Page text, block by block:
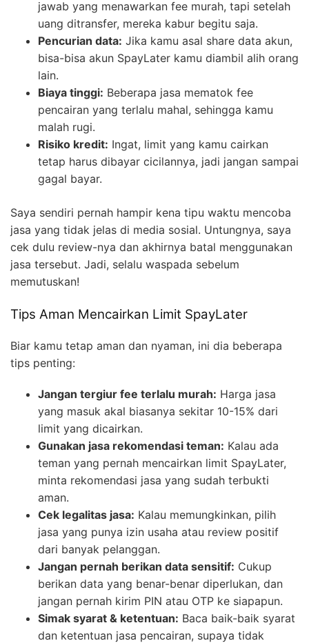
jawab yang menawarkan fee murah, tapi setelah
uang ditransfer, mereka kabur begitu saja.
Pencurian data: Jika kamu asal share data akun,
bisa-bisa akun SpayLater kamu diambil alih orang
lain.
Biaya tinggi: Beberapa jasa mematok fee
pencairan yang terlalu mahal, sehingga kamu
malah rugi.
Risiko kredit: Ingat, limit yang kamu cairkan
tetap harus dibayar cicilannya, jadi jangan sampai
gagal bayar.
Saya sendiri pernah hampir kena tipu waktu mencoba
jasa yang tidak jelas di media sosial. Untungnya, saya
cek dulu review-nya dan akhirnya batal menggunakan
jasa tersebut. Jadi, selalu waspada sebelum
memutuskan!
Tips Aman Mencairkan Limit SpayLater
Biar kamu tetap aman dan nyaman, ini dia beberapa
tips penting:
Jangan tergiur fee terlalu murah: Harga jasa
yang masuk akal biasanya sekitar 10-15% dari
limit yang dicairkan.
Gunakan jasa rekomendasi teman: Kalau ada
teman yang pernah mencairkan limit SpayLater,
minta rekomendasi jasa yang sudah terbukti
aman.
Cek legalitas jasa: Kalau memungkinkan, pilih
jasa yang punya izin usaha atau review positif
dari banyak pelanggan.
Jangan pernah berikan data sensitif: Cukup
berikan data yang benar-benar diperlukan, dan
jangan pernah kirim PIN atau OTP ke siapapun.
Simak syarat & ketentuan: Baca baik-baik syarat
dan ketentuan jasa pencairan, supaya tidak